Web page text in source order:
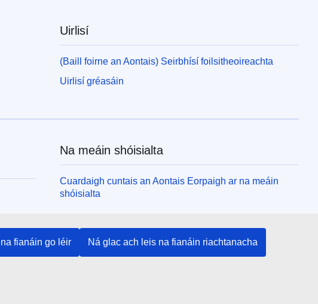
fianáin go léir Ná glac ach leis na fianáin riachtanacha
Uirlisí
(Baill foirne an Aontais) Seirbhísí foilsitheoireachta
Uirlisí gréasáin
Na meáin shóisialta
Cuardaigh cuntais an Aontais Eorpaigh ar na meáin
shóisialta
Institiúidí agus comhlachtaí an Aontais
Eorpaigh